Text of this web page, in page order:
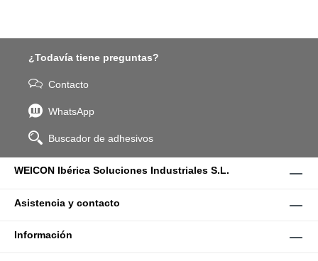
¿Todavía tiene preguntas?
Contacto
WhatsApp
Buscador de adhesivos
WEICON Ibérica Soluciones Industriales S.L.
Asistencia y contacto
Información